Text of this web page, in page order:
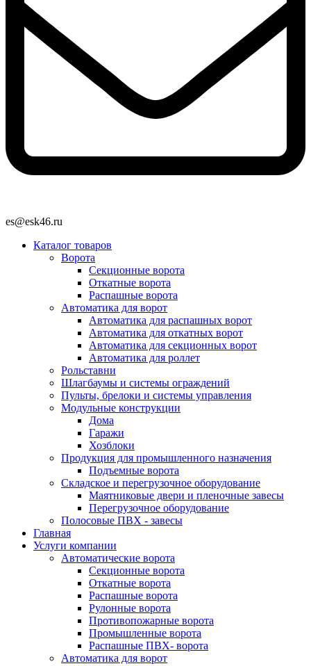
es@esk46.ru
Каталог товаров
Ворота
Секционные ворота
Откатные ворота
Распашные ворота
Автоматика для ворот
Автоматика для распашных ворот
Автоматика для откатных ворот
Автоматика для секционных ворот
Автоматика для роллет
Рольставни
Шлагбаумы и системы ограждений
Пульты, брелоки и системы управления
Модульные конструкции
Дома
Гаражи
Хозблоки
Продукция для промышленного назначения
Подъемные ворота
Складское и перегрузочное оборудование
Маятниковые двери и пленочные завесы
Перегрузочное оборудование
Полосовые ПВХ - завесы
Главная
Услуги компании
Автоматические ворота
Секционные ворота
Откатные ворота
Распашные ворота
Рулонные ворота
Противопожарные ворота
Промышленные ворота
Распашные ПВХ- ворота
Автоматика для ворот